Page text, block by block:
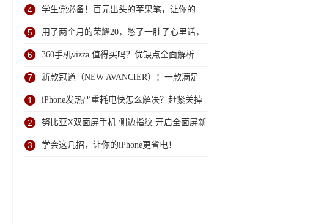
商务职业学校考察调研
4 学生党必备！百元出头的苹果笔，让你的
iPad成为学习神器
5 用了两个月的荣耀20，憋了一肚子心里话，
今天终于一吐为快
6 360手机vizza 值得买吗？优缺点全面解析
7 新款冠道（NEW AVANCIER）：一款满足
任何苛刻要求的SUV
1 iPhone发热严重耗电快怎么解决？赶紧关掉
这些功能，网友评论亮了
2 努比亚X双面屏手机 侧边指纹 开启全面屏新
玩法 3299起
3 学会这几招，让你的iPhone更省电！